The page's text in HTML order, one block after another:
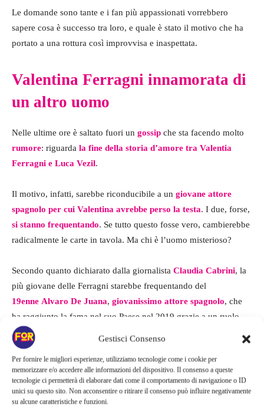
Gestisci Consenso
Per fornire le migliori esperienze, utilizziamo tecnologie come i cookie per
memorizzare e/o accedere alle informazioni del dispositivo. Il consenso a queste
tecnologie ci permetterà di elaborare dati come il comportamento di navigazione o ID
unici su questo sito. Non acconsentire o ritirare il consenso può influire negativamente
su alcune caratteristiche e funzioni.
Le domande sono tante e i fan più appassionati vorrebbero
sapere cosa è successo tra loro, e quale è stato il motivo che ha
portato a una rottura così improvvisa e inaspettata.
Valentina Ferragni innamorata di
un altro uomo
Nelle ultime ore è saltato fuori un gossip che sta facendo molto
rumore: riguarda la fine della storia d’amore tra Valentia
Ferragni e Luca Vezil.
Il motivo, infatti, sarebbe riconducibile a un giovane attore
spagnolo per cui Valentina avrebbe perso la testa. I due, forse,
si stanno frequentando. Se tutto questo fosse vero, cambierebbe
radicalmente le carte in tavola. Ma chi è l’uomo misterioso?
Secondo quanto dichiarato dalla giornalista Claudia Cabrini, la
più giovane delle Ferragni starebbe frequentando del
19enne Alvaro De Juana, giovanissimo attore spagnolo, che
ha raggiunto la fama nel suo Paese nel 2019 grazie a un ruolo
nella soap opera
parte alla famosissima serie su Netflix Elite, nella quale vestirà i
panni di Didac. Da lì la sua carriera ha preso piede.